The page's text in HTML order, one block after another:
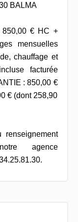
BALMA
850,00 € HC +
mensuelles
chauffage et
facturée
: 850,00 €
€ (dont 258,90
agence